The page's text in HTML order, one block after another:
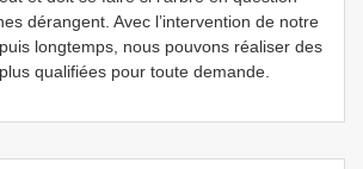
dérangent. Avec l’intervention de notre
longtemps, nous pouvons réaliser des
qualifiées pour toute demande.